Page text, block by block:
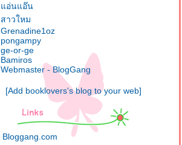
อ่นแอ๊น
สาวใหม
Grenadine1oz
pongampy
ge-or-ge
Bamiros
Webmaster - BlogGang
[Add booklovers's blog to your web]
Bloggang.com